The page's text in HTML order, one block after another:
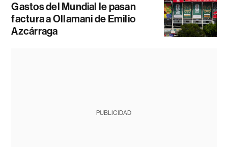
Gastos del Mundial le pasan
factura a Ollamani de Emilio
Azcárraga
PUBLICIDAD